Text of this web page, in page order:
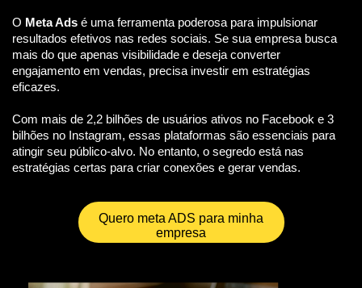
O Meta Ads é uma ferramenta poderosa para impulsionar
resultados efetivos nas redes sociais. Se sua empresa busca
mais do que apenas visibilidade e deseja converter
engajamento em vendas, precisa investir em estratégias
eficazes.
Com mais de 2,2 bilhões de usuários ativos no Facebook e 3
bilhões no Instagram, essas plataformas são essenciais para
atingir seu público-alvo. No entanto, o segredo está nas
estratégias certas para criar conexões e gerar vendas.
Quero meta ADS para minha
empresa